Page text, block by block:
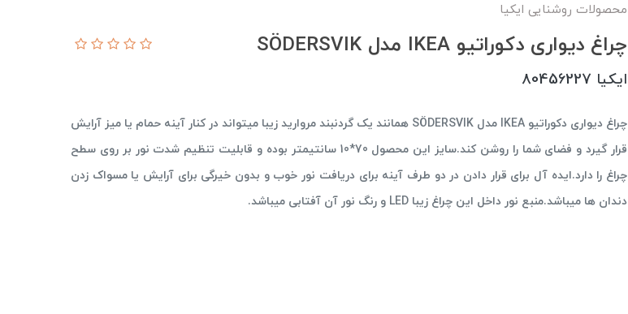
محصولات روشنایی ایکیا
چراغ دیواری دکوراتیو IKEA مدل SÖDERSVIK
ایکیا 80456227
چراغ دیواری دکوراتیو IKEA مدل SÖDERSVIK همانند یک گردنبند مروارید زیبا میتواند در کنار آینه حمام یا میز آرایش
قرار گیرد و فضای شما را روشن کند.سایز این محصول 70*10 سانتیمتر بوده و قابلیت تنظیم شدت نور بر روی سطح
چراغ را دارد.ایده آل برای قرار دادن در دو طرف آینه برای دریافت نور خوب و بدون خیرگی برای آرایش یا مسواک زدن
دندان ها میباشد.منبع نور داخل این چراغ زیبا LED و رنگ نور آن آفتابی میباشد.